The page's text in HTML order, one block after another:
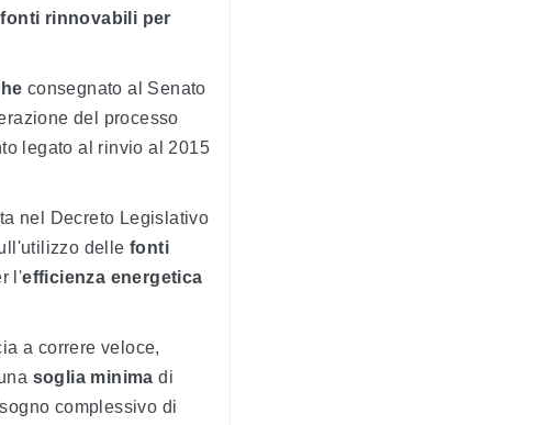
fonti rinnovabili per
consegnato al Senato
del processo
legato al rinvio al 2015
nel Decreto Legislativo
dellefonti
l'efficienza energetica
a correre veloce,
soglia minima di
complessivo di